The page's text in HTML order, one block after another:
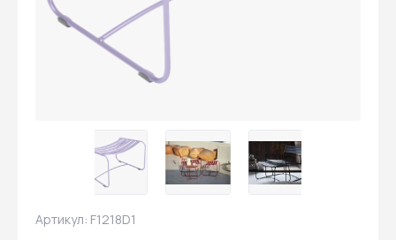
Артикул: F1218D1